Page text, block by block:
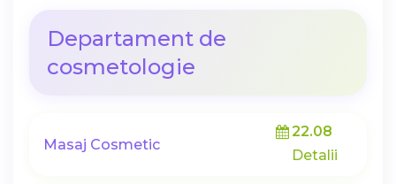
Departament de
cosmetologie
Masaj Cosmetic
22.08
Detalii